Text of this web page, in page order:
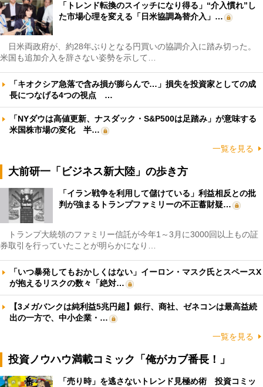
「トレンド転換のスイッチになり得る」“介入慣れ”し
た市場心理を変える「日米協調為替介入」…
日米両政府が、約28年ぶりとなる円買いの協調介入に踏み切った。
米国も追加介入を辞さない姿勢を示して…
「キオクシア急落で含み損が膨らんで…」損失を投資家としての成
長につなげる4つの視点 …
「NYダウは高値更新、ナスダック・S&P500は足踏み」が意味する
米国株市場の変化 半…
一覧を見る
大前研一「ビジネス新大陸」の歩き方
「イラン戦争を利用して儲けている」利益相反との批
判が強まるトランプファミリーの不正蓄財疑…
トランプ大統領のファミリー信託が今年1～3月に3000回以上もの証
券取引を行っていたことが明らかになり…
「いつ暴発してもおかしくはない」イーロン・マスク氏とスペースX
が抱えるリスクの数々「絶対…
【3メガバンクは純利益5兆円超】銀行、商社、ゼネコンは最高益続
出の一方で、中小企業・…
一覧を見る
投資ノウハウ満載コミック「俺がカブ番長！」
「売り時」を逃さないトレンド見極め術 投資コミッ